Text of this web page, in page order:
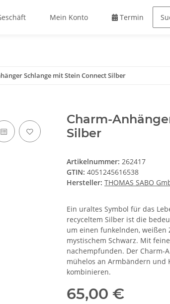
Mein Konto Termin
Schlange mit Stein Connect Silber
Charm-
Silber
Artikelnummer: 262417
GTIN: 4051245616538
Hersteller: THOMAS SABO
Ein uraltes Symbol für das
recyceltem Silber ist die
um einen funkelnden,
mystischem Schwarz. Mit
nachempfunden. Der Charm-
mühelos an Armbändern und
kombinieren.
65,00 €